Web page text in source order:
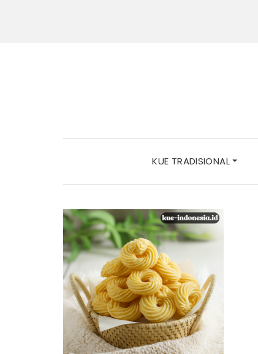
KUE TRADISIONAL